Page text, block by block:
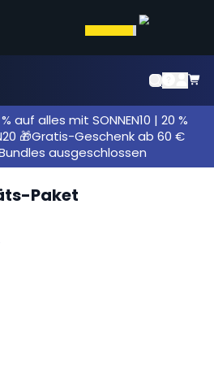
auf alles mit SONNEN10 | 20 %
🎁Gratis-Geschenk ab 60 €
ausgeschlossen
Paket